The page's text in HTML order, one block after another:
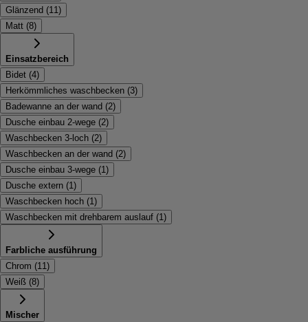
Glänzend (11)
Matt (8)
Einsatzbereich
Bidet (4)
Herkömmliches waschbecken (3)
Badewanne an der wand (2)
Dusche einbau 2-wege (2)
Waschbecken 3-loch (2)
Waschbecken an der wand (2)
Dusche einbau 3-wege (1)
Dusche extern (1)
Waschbecken hoch (1)
Waschbecken mit drehbarem auslauf (1)
Farbliche ausführung
Chrom (11)
Weiß (8)
Mischer